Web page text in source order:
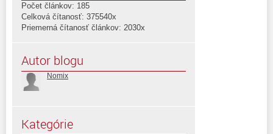
Počet článkov: 185
Celková čítanosť: 375540x
Priemerná čítanosť článkov: 2030x
Autor blogu
Nomix
Kategórie